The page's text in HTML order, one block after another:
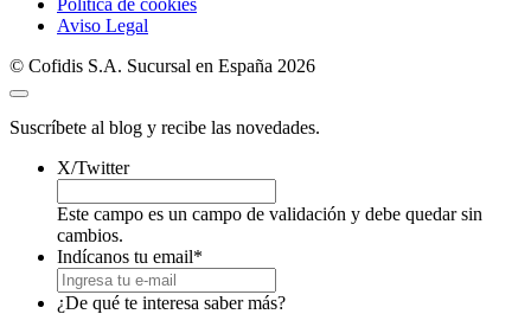
Aviso Legal
© Cofidis S.A. Sucursal en España 2026
Suscríbete al blog y recibe las novedades.
X/Twitter
Este campo es un campo de validación y debe quedar sin
cambios.
Indícanos tu email*
¿De qué te interesa saber más?